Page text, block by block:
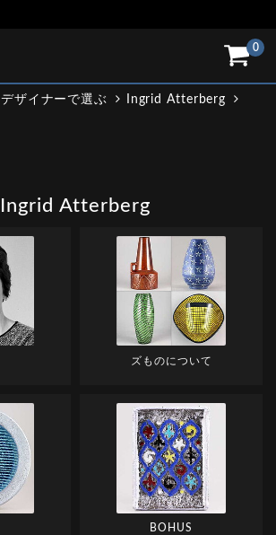
0
デザイナーで選ぶ
Ingrid Atterberg
Ingrid Atterberg
ズものについて
BOHUS